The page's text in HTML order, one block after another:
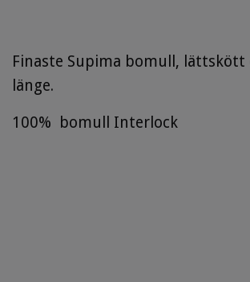
Finaste Supima bomull, lättskött
länge.
100% bomull Interlock